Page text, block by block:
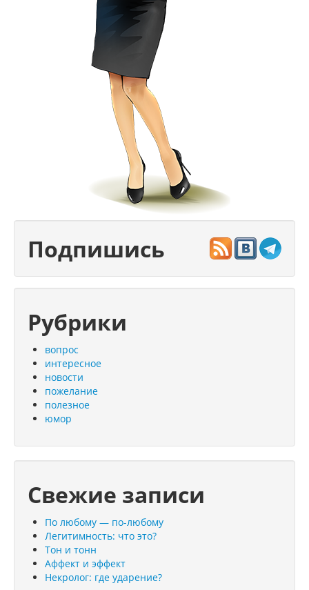
Подпишись
Рубрики
вопрос
интересное
новости
пожелание
полезное
юмор
Свежие записи
По любому — по-любому
Легитимность: что это?
Тон и тонн
Аффект и эффект
Некролог: где ударение?